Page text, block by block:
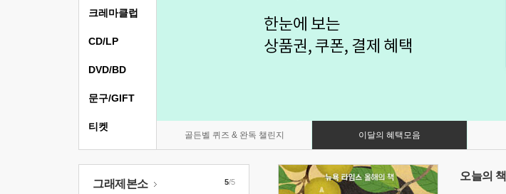
골든벨 퀴즈 & 완독 챌린지 이달의 혜택모음
크레마클럽
CD/LP
DVD/BD
문구/GIFT
티켓
그래제본소 5/5 오늘의 책